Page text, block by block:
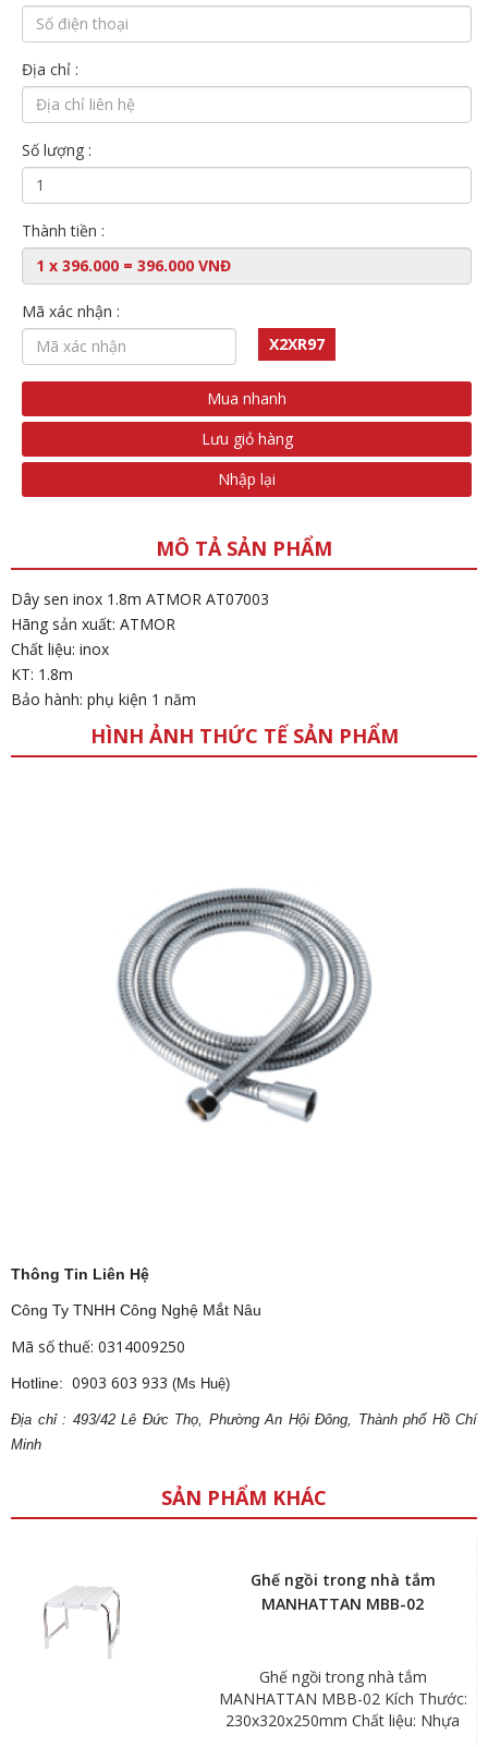
Địa chỉ :
Số lượng :
Thành tiền :
Mã xác nhận :
X2XR97
Mua nhanh
Lưu giỏ hàng
Nhập lại
MÔ TẢ SẢN PHẨM
Dây sen inox 1.8m ATMOR AT07003
Hãng sản xuất: ATMOR
Chất liệu: inox
KT: 1.8m
Bảo hành: phụ kiện 1 năm
HÌNH ẢNH THỨC TẾ SẢN PHẨM
Thông Tin Liên Hệ
Công Ty TNHH Công Nghệ Mắt Nâu
Mã số thuế: 0314009250
Hotline: 0903 603 933 (Ms Huệ)
Địa chỉ : 493/42 Lê Đức Thọ, Phường An Hội Đông, Thành phố Hồ Chí
Minh
SẢN PHẨM KHÁC
Ghế ngồi trong nhà tắm
MANHATTAN MBB-02
Ghế ngồi trong nhà tắm
MANHATTAN MBB-02 Kích Thước:
230x320x250mm Chất liệu: Nhựa